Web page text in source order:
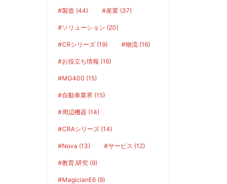
#製造 (44) #産業 (37)
#ソリューション (20)
#CRシリーズ (19) #物流 (16)
#お役立ち情報 (16)
#MG400 (15)
#自動車業界 (15)
#周辺機器 (14)
#CRAシリーズ (14)
#Nova (13) #サービス (12)
#教育,研究 (9)
#MagicianE6 (9)